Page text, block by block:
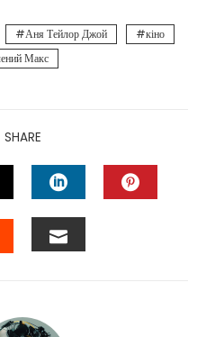
Аня Тейлор Джой
кіно
Макс
SHARE
LINKEDIN